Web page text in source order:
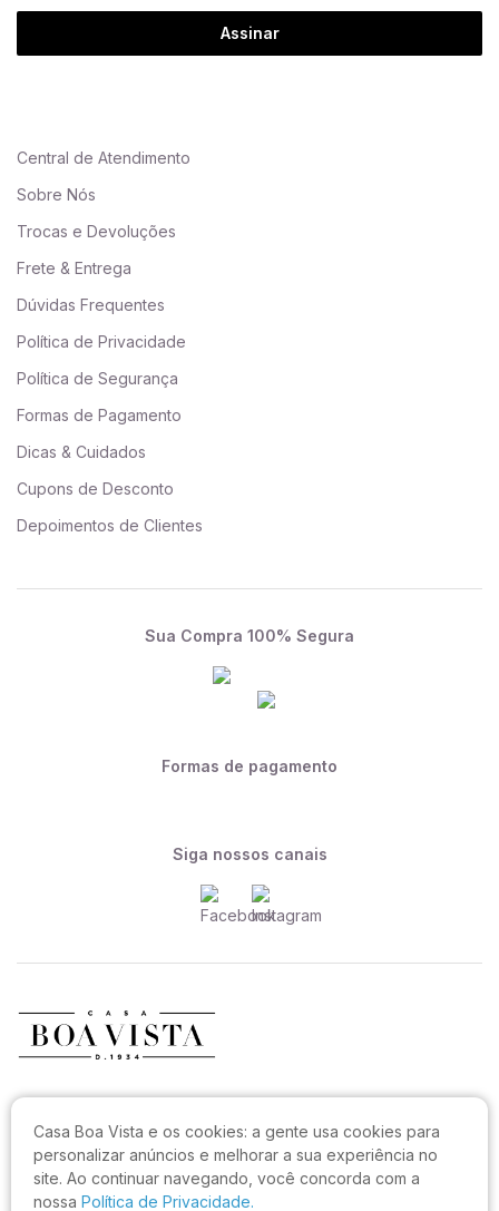
Casa Boa Vista e os cookies: a gente usa cookies para
personalizar anúncios e melhorar a sua experiência no
site. Ao continuar navegando, você concorda com a
nossa Política de Privacidade.
Assinar
CASA BOA VISTA COMERCIO LTDA
CNPJ: 27.544.996/0001-52
Rua João Sampaio da Silva, 144, Capoeiras
CEP: 88090-820, Florianópolis - SC
Central de Atendimento
Sobre Nós
Trocas e Devoluções
Frete & Entrega
Dúvidas Frequentes
Política de Privacidade
Política de Segurança
Formas de Pagamento
Dicas & Cuidados
Cupons de Desconto
Depoimentos de Clientes
Sua Compra 100% Segura
Formas de pagamento
Siga nossos canais